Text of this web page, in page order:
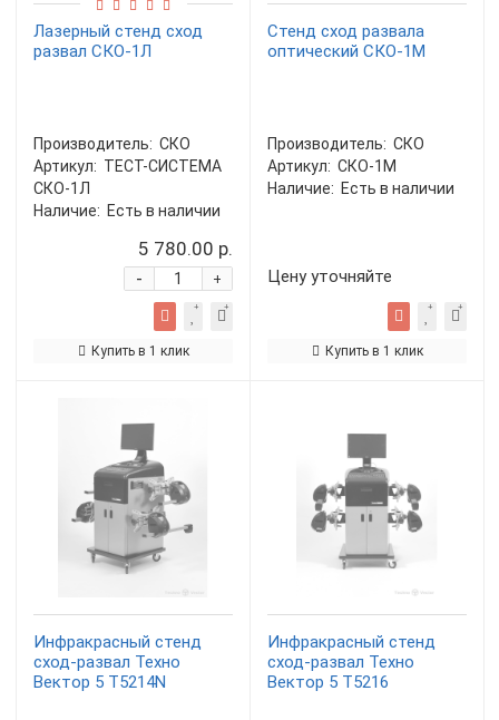
Лазерный стенд сход
развал СКО-1Л
Производитель: СКО
Артикул: ТЕСТ-СИСТЕМА
СКО-1Л
Наличие: Есть в наличии
5 780.00 р.
+
-
Купить в 1 клик
Стенд сход развала
оптический СКО-1M
Производитель: СКО
Артикул: СКО-1M
Наличие: Есть в наличии
Цену уточняйте
Купить в 1 клик
Инфракрасный стенд
сход-развал Техно
Вектор 5 T5214N
Инфракрасный стенд
сход-развал Техно
Вектор 5 T5216